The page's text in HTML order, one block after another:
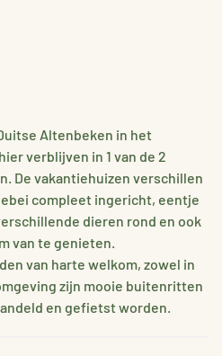
Altenbeken in het
verblijven in 1 van de 2
De vakantiehuizen verschillen
compleet ingericht, eentje
dieren rond en ook
van te genieten.
van harte welkom, zowel in
zijn mooie buitenritten
en gefietst worden.